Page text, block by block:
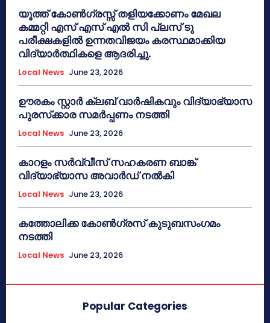
യൂത്ത് കോൺഗ്രസ്സ് തളിയക്കോണം മേഖല
കമ്മറ്റി എസ് എസ് എൽ സി പ്ലസ് ടു
പരീക്ഷകളിൽ ഉന്നതവിജയം കരസ്ഥമാക്കിയ
വിദ്യാർത്ഥികളെ ആദരിച്ചു.
Local News June 23, 2026
ഊരകം സ്റ്റാർ ക്ലബ് വാർഷികവും വിദ്യാഭ്യാസ
പുരസ്‌ക്കാര സമർപ്പണം നടത്തി
Local News June 23, 2026
കാറളം സർവ്വീസ് സഹകരണ ബാങ്ക്
വിദ്യാഭ്യാസ അവാർഡ് നൽകി
Local News June 23, 2026
കത്തോലിക്ക കോൺഗ്രസ് കുടുബസംഗമം
നടത്തി
Local News June 23, 2026
Popular Categories